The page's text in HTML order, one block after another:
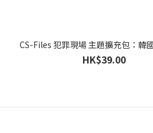
CS-Files 犯罪現場 主題擴充包：韓
HK$39.00